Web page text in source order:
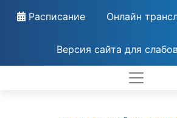
Расписание Онлайн
Версия сайта для